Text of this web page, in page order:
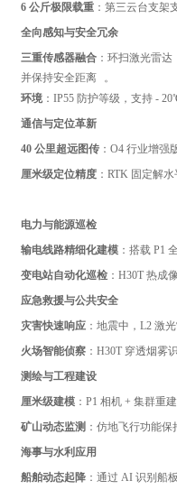
6 公斤极限载重 ：第三云台支架
全向感知与安全冗余
三重传感器融合 ：环扫激光雷
并保持安全距离
。
环境 ：IP55 防护等级，支持 -
通信与定位革新
40 公里超远图传 ：O4 行业增
厘米级定位精度 ：RTK 固定解
电力与能源巡检
输电线路精细化建模 ：搭载 P1
变电站自动化巡检 ：H30T 热成
应急救援与公共安全
灾害快速响应 ：地震中，L2 激
火场智能侦察 ：H30T 穿透烟雾
测绘与工程建设
厘米级建模 ：P1 相机 + 集群重
矿山动态监测 ：仿地飞行功能
海事与水利应用
船舶动态起降 ：通过 AI 识别船